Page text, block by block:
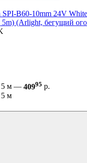
SPI-B60-10mm 24V
5m) (Arlight, бегущий
5 м — 40995 р.
5 м